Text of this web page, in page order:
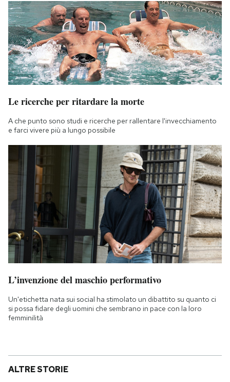
Le ricerche per ritardare la morte
A che punto sono studi e ricerche per rallentare l'invecchiamento
e farci vivere più a lungo possibile
L’invenzione del maschio performativo
Un'etichetta nata sui social ha stimolato un dibattito su quanto ci
si possa fidare degli uomini che sembrano in pace con la loro
femminilità
ALTRE STORIE